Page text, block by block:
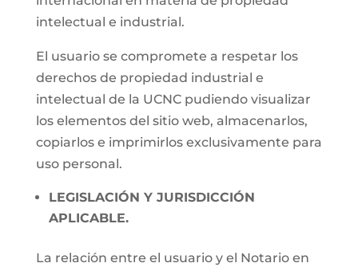
intelectual e industrial.
El usuario se compromete a respetar los
derechos de propiedad industrial e
intelectual de la UCNC pudiendo visualizar
los elementos del sitio web, almacenarlos,
copiarlos e imprimirlos exclusivamente para
uso personal.
LEGISLACIÓN Y JURISDICCIÓN
APLICABLE.
La relación entre el usuario y el Notario en